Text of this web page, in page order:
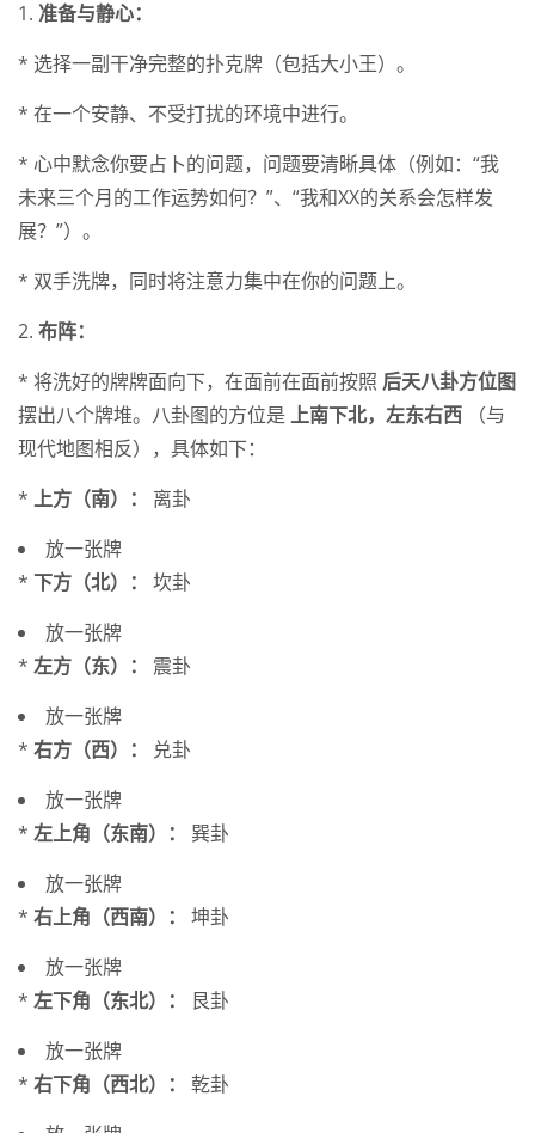
1. 准备与静心：
* 选择一副干净完整的扑克牌（包括大小王）。
* 在一个安静、不受打扰的环境中进行。
* 心中默念你要占卜的问题，问题要清晰具体（例如：“我
未来三个月的工作运势如何？”、“我和XX的关系会怎样发
展？”）。
* 双手洗牌，同时将注意力集中在你的问题上。
2. 布阵：
* 将洗好的牌牌面向下，在面前在面前按照 后天八卦方位图
摆出八个牌堆。八卦图的方位是 上南下北，左东右西 （与
现代地图相反），具体如下：
* 上方（南）：
离卦
放一张牌
* 下方（北）：
坎卦
放一张牌
* 左方（东）：
震卦
放一张牌
* 右方（西）：
兑卦
放一张牌
* 左上角（东南）：
巽卦
放一张牌
* 右上角（西南）：
坤卦
放一张牌
* 左下角（东北）：
艮卦
放一张牌
* 右下角（西北）：
乾卦